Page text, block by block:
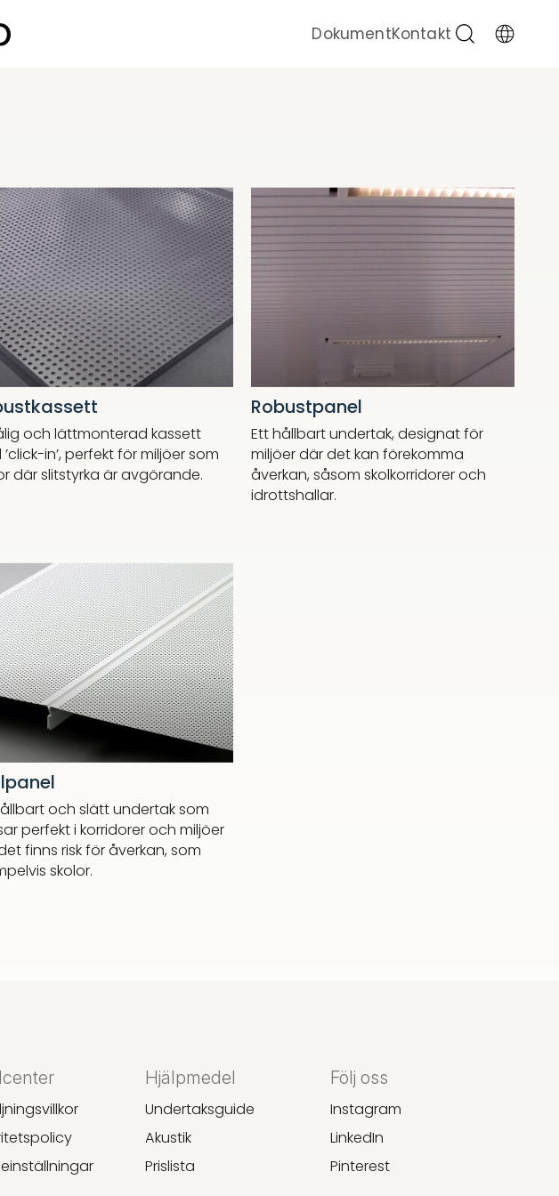
DokumentKontakt Sök
Byt
och lättmonterad kassett
in’, perfekt för miljöer som
där slitstyrka är avgörande.
Robustpanel
Ett hållbart undertak, designat för
miljöer där det kan förekomma
åverkan, såsom skolkorridorer och
idrottshallar.
och slätt undertak som
perfekt i korridorer och miljöer
finns risk för åverkan, som
skolor.
Hjälpmedel
Undertaksguide
Akustik
Prislista
Följ oss
Instagram
LinkedIn
Pinterest